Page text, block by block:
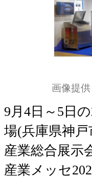
画像提
9月4日～5日
場(兵庫県神
産業総合展示
産業メッセ